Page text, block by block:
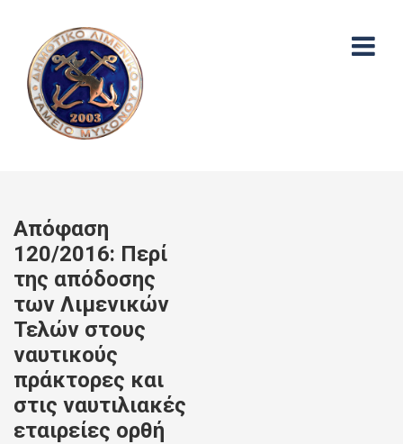
Απόφαση
120/2016: Περί
της απόδοσης
των Λιμενικών
Τελών στους
ναυτικούς
πράκτορες και
στις ναυτιλιακές
εταιρείες ορθή